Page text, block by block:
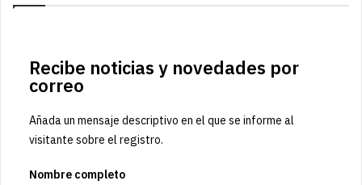
Recibe noticias y novedades por
correo
Añada un mensaje descriptivo en el que se informe al
visitante sobre el registro.
Nombre completo